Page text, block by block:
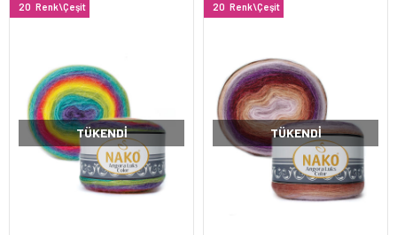
20 Renk\Çeşit
TÜKENDI
20 Renk\Çeşit
TÜKENDI